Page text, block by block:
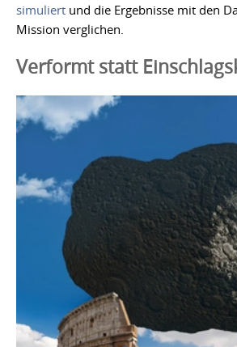
simuliert und die Ergebnisse mit den
Mission verglichen.
Verformt statt